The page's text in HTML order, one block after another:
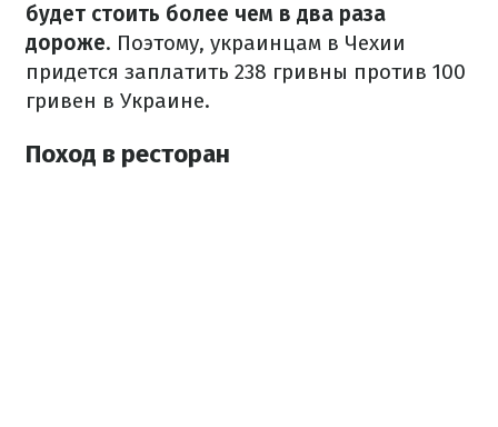
будет стоить более чем в два раза
дороже. Поэтому, украинцам в Чехии
придется заплатить 238 гривны против 100
гривен в Украине.
Поход в ресторан